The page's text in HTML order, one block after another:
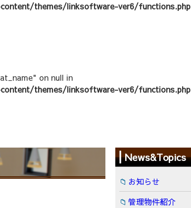
themes/linksoftware-ver6/functions.php
on null in
themes/linksoftware-ver6/functions.php
News&Topics
お知らせ
管理物件紹介